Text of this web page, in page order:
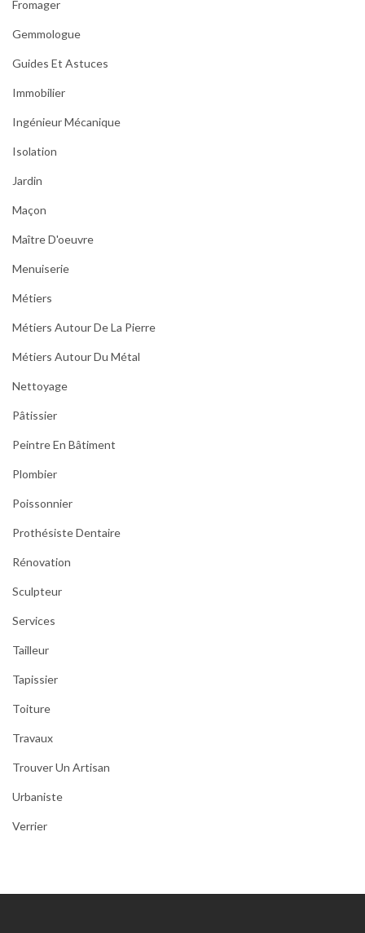
Fromager
Gemmologue
Guides Et Astuces
Immobilier
Ingénieur Mécanique
Isolation
Jardin
Maçon
Maître D'oeuvre
Menuiserie
Métiers
Métiers Autour De La Pierre
Métiers Autour Du Métal
Nettoyage
Pâtissier
Peintre En Bâtiment
Plombier
Poissonnier
Prothésiste Dentaire
Rénovation
Sculpteur
Services
Tailleur
Tapissier
Toiture
Travaux
Trouver Un Artisan
Urbaniste
Verrier